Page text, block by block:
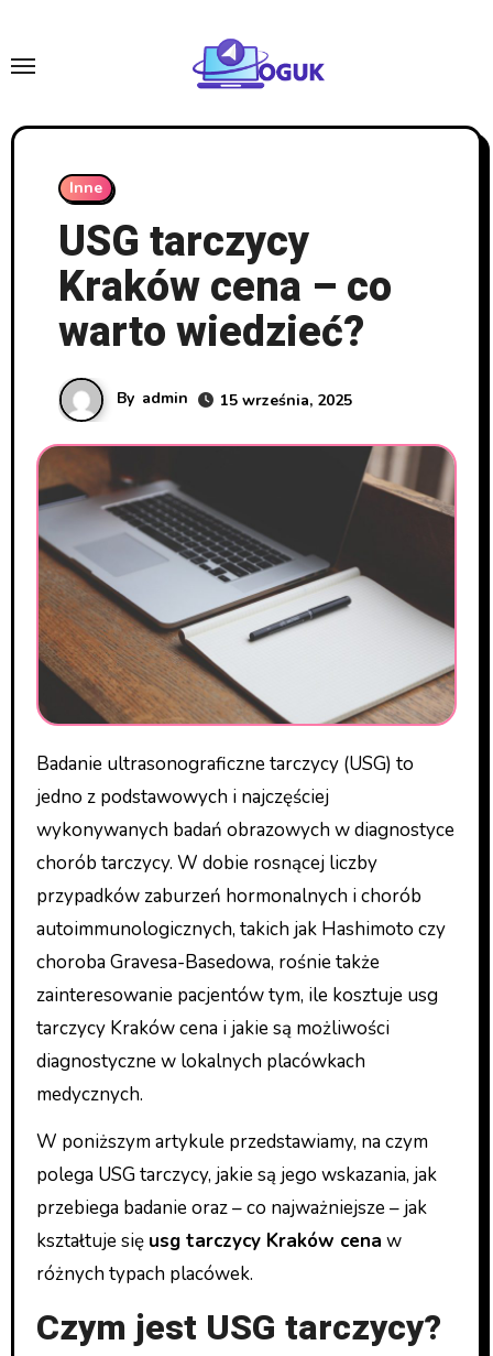
content
Inne
USG tarczycy
Kraków cena – co
warto wiedzieć?
By admin 15 września, 2025
Badanie ultrasonograficzne tarczycy (USG) to
jedno z podstawowych i najczęściej
wykonywanych badań obrazowych w diagnostyce
chorób tarczycy. W dobie rosnącej liczby
przypadków zaburzeń hormonalnych i chorób
autoimmunologicznych, takich jak Hashimoto czy
choroba Gravesa-Basedowa, rośnie także
zainteresowanie pacjentów tym, ile kosztuje usg
tarczycy Kraków cena i jakie są możliwości
diagnostyczne w lokalnych placówkach
medycznych.
W poniższym artykule przedstawiamy, na czym
polega USG tarczycy, jakie są jego wskazania, jak
przebiega badanie oraz – co najważniejsze – jak
kształtuje się usg tarczycy Kraków cena w
różnych typach placówek.
Czym jest USG tarczycy?